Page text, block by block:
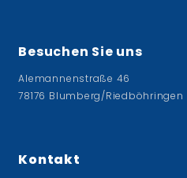
Besuchen Sie uns
Alemannenstraße 46
78176 Blumberg/Riedböhringen
Kontakt